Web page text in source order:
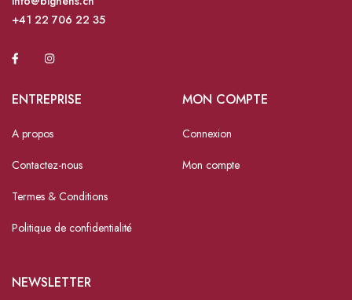
+41 22 706 22 35
ENTREPRISE
A propos
Contactez-nous
Termes & Conditions
Politique de confidentialité
MON COMPTE
Connexion
Mon compte
NEWSLETTER